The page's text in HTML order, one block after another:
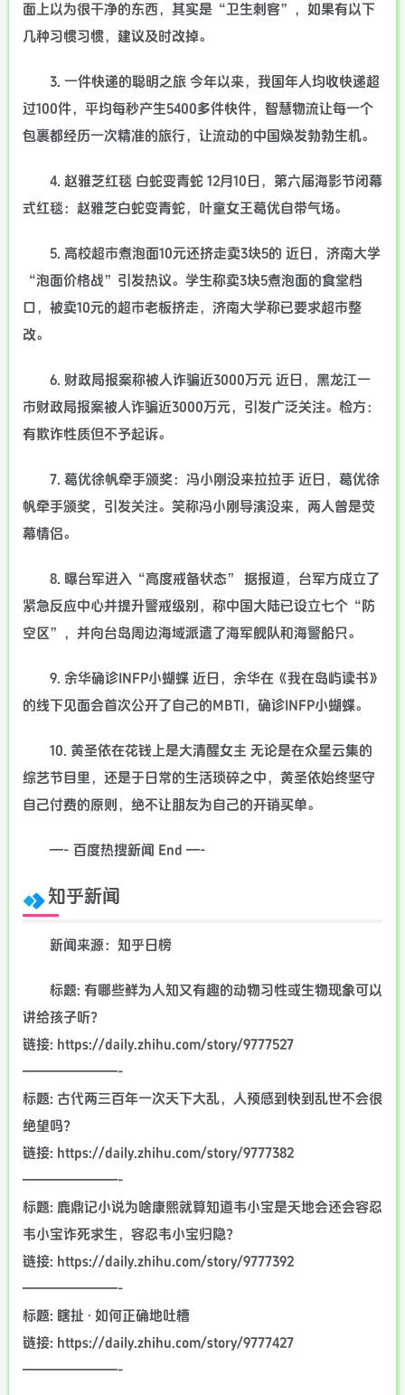
面上以为很干净的东西，其实是“卫生刺客”，如果有以下
几种习惯习惯，建议及时改掉。
3. 一件快递的聪明之旅 今年以来，我国年人均收快递超
过100件，平均每秒产生5400多件快件，智慧物流让每一个
包裹都经历一次精准的旅行，让流动的中国焕发勃勃生机。
4. 赵雅芝红毯 白蛇变青蛇 12月10日，第六届海影节闭幕
式红毯：赵雅芝白蛇变青蛇，叶童女王葛优自带气场。
5. 高校超市煮泡面10元还挤走卖3块5的 近日，济南大学
“泡面价格战”引发热议。学生称卖3块5煮泡面的食堂档
口，被卖10元的超市老板挤走，济南大学称已要求超市整
改。
6. 财政局报案称被人诈骗近3000万元 近日，黑龙江一
市财政局报案被人诈骗近3000万元，引发广泛关注。检方：
有欺诈性质但不予起诉。
7. 葛优徐帆牵手颁奖：冯小刚没来拉拉手 近日，葛优徐
帆牵手颁奖，引发关注。笑称冯小刚导演没来，两人曾是荧
幕情侣。
8. 曝台军进入“高度戒备状态” 据报道，台军方成立了
紧急反应中心并提升警戒级别，称中国大陆已设立七个“防
空区”，并向台岛周边海域派遣了海军舰队和海警船只。
9. 余华确诊INFP小蝴蝶 近日，余华在《我在岛屿读书》
的线下见面会首次公开了自己的MBTI，确诊INFP小蝴蝶。
10. 黄圣依在花钱上是大清醒女主 无论是在众星云集的
综艺节目里，还是于日常的生活琐碎之中，黄圣依始终坚守
自己付费的原则，绝不让朋友为自己的开销买单。
—- 百度热搜新闻 End —-
知乎新闻
新闻来源：知乎日榜
标题: 有哪些鲜为人知又有趣的动物习性或生物现象可以
讲给孩子听？
链接: https://daily.zhihu.com/story/9777527
———————-
标题: 古代两三百年一次天下大乱，人预感到快到乱世不会很
绝望吗？
链接: https://daily.zhihu.com/story/9777382
———————-
标题: 鹿鼎记小说为啥康熙就算知道韦小宝是天地会还会容忍
韦小宝诈死求生，容忍韦小宝归隐？
链接: https://daily.zhihu.com/story/9777392
———————-
标题: 瞎扯 · 如何正确地吐槽
链接: https://daily.zhihu.com/story/9777427
———————-